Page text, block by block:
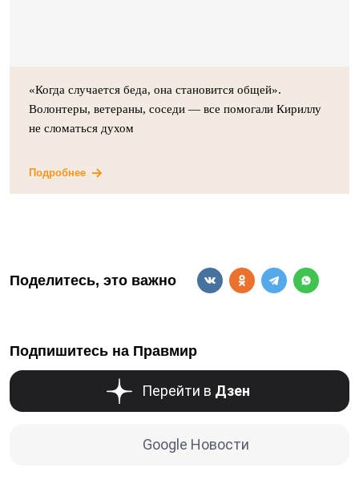
«Когда случается беда, она становится общей».
Волонтеры, ветераны, соседи — все помогали Кириллу
не сломаться духом
Подробнее
Поделитесь, это важно
Подпишитесь на Правмир
Перейти в Дзен
Google Новости